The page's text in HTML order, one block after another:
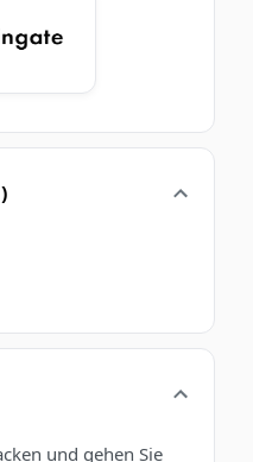
)
und gehen Sie